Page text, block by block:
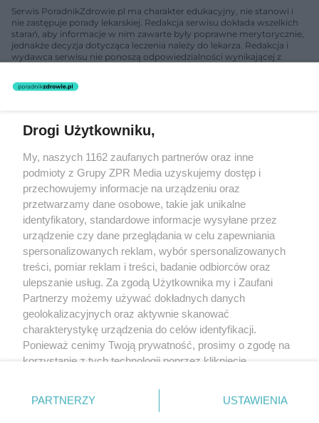
Serwis PoradnikZdrowie.pl ma charakter edukacyjny, nie stanowi i
nie zastępuje porady lekarskiej. Redakcja serwisu dokłada wszelkich
starań, aby informacje w nim zawarte były poprawne merytorycznie,
jednakże decyzja dotycząca leczenia należy do lekarza. Redakcja i
wydawca serwisu nie ponoszą odpowiedzialności wynikającej z
świadczeń zdrowotnych w rozumieniu art. 3 ust 1 ustawy o
rozpowszechniany lub dalej rozpowszechniany w jakikolwiek sposób
(w tym także elektroniczny lub mechaniczny) na jakimkolwiek polu
eksploatacji w jakiejkolwiek formie, włącznie z umieszczaniem w
Internecie bez pisemnej zgody właściciela praw. Jakiekolwiek użycie
lub wykorzystanie utworów w całości lub w części z naruszeniem
prawa, tzn. bez właściwej zgody, jest zabronione pod groźbą kary i
może być ścigane prawnie.
O nas
Informacje prawne
Nasze serwisy
Drogi Użytkowniku,
My, naszych 1162 zaufanych partnerów oraz inne
podmioty z Grupy ZPR Media uzyskujemy dostęp i
przechowujemy informacje na urządzeniu oraz
przetwarzamy dane osobowe, takie jak unikalne
identyfikatory, standardowe informacje wysyłane przez
urządzenie czy dane przeglądania w celu zapewniania
spersonalizowanych reklam, wybór spersonalizowanych
treści, pomiar reklam i treści, badanie odbiorców oraz
ulepszanie usług. Za zgodą Użytkownika my i Zaufani
Partnerzy możemy używać dokładnych danych
geolokalizacyjnych oraz aktywnie skanować
charakterystykę urządzenia do celów identyfikacji.
Ponieważ cenimy Twoją prywatność, prosimy o zgodę na
korzystanie z tych technologii poprzez kliknięcie
zmienić/wycofać klikając przycisk ustawień prywatności
znajdujący się w lewym dolnym rogu strony
PARTNERZY USTAWIENIA